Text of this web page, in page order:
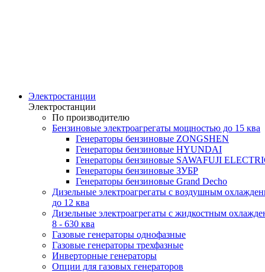
Электростанции
Электростанции
По производителю
Бензиновые электроагрегаты мощностью до 15 ква
Генераторы бензиновые ZONGSHEN
Генераторы бензиновые HYUNDAI
Генераторы бензиновые SAWAFUJI
Генераторы бензиновые ЗУБР
Генераторы бензиновые Grand Decho
Дизельные электроагрегаты с воздушным
до 12 ква
Дизельные электроагрегаты с жидкостным
8 - 630 ква
Газовые генераторы однофазные
Газовые генераторы трехфазные
Инверторные генераторы
Опции для газовых генераторов